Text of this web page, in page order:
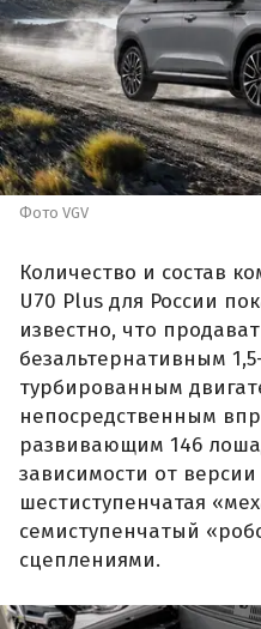
Фото VGV
Количество и состав
U70 Plus для России
известно, что
безальтернативным
турбированным
непосредственным
развивающим 146
зависимости от версии
шестиступенчатая
семиступенчатый
сцеплениями.